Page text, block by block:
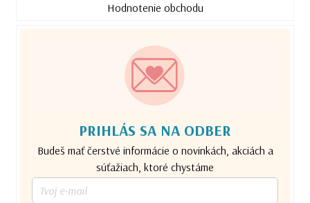
Hodnotenie obchodu
PRIHLÁS SA NA ODBER
Budeš mať čerstvé informácie o novinkách, akciách a
súťažiach, ktoré chystáme